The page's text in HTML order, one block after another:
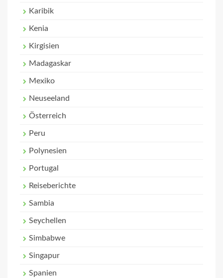
Karibik
Kenia
Kirgisien
Madagaskar
Mexiko
Neuseeland
Österreich
Peru
Polynesien
Portugal
Reiseberichte
Sambia
Seychellen
Simbabwe
Singapur
Spanien